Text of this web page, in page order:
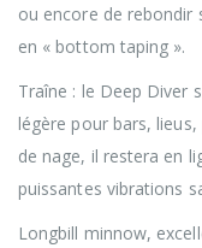
ou encore de rebondir
en « bottom taping ».
Traîne : le Deep Diver
légère pour bars,
de nage, il restera en
puissantes vibrations
Longbill minnow,